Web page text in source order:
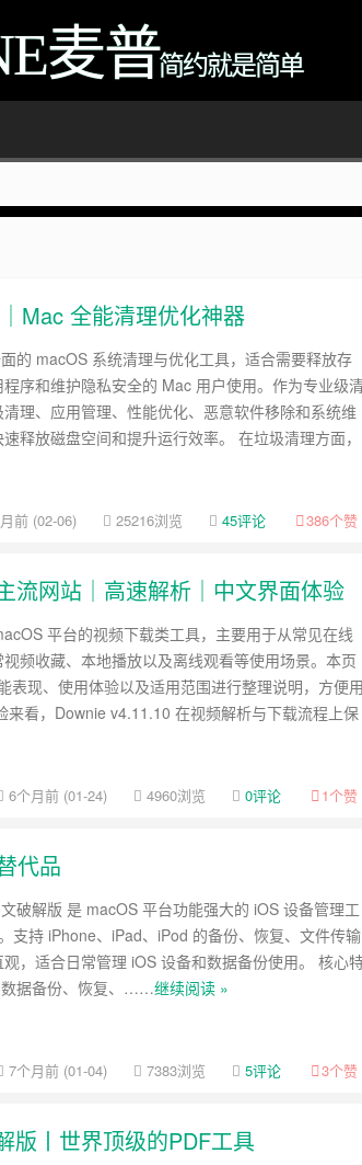
麦普简约就是简单
站内广告图
Mac 全能清理优化神器
的 macOS 系统清理与优化工具，适合需要释放存
序和维护隐私安全的 Mac 用户使用。作为专业级
理、应用管理、性能优化、恶意软件移除和系统维
释放磁盘空间和提升运行效率。 在垃圾清理方面，
前 (02-06) 25216浏览 45评论 386个赞
流网站｜高速解析｜中文界面体验
平台的视频下载类工具，主要用于从常见在线
频收藏、本地播放以及离线观看等使用场景。本页
表现、使用体验以及适用范围进行整理说明，方便
来看，Downie v4.11.10 在视频解析与下载流程上保
6个月前 (01-24) 4960浏览 0评论 1个赞
代品
破解版 是 macOS 平台功能强大的 iOS 设备管理工
支持 iPhone、iPad、iPod 的备份、恢复、文件传输
，适合日常管理 iOS 设备和数据备份使用。 核心
数据备份、恢复、……继续阅读 »
7个月前 (01-04) 7383浏览 5评论 3个赞
版丨世界顶级的PDF工具